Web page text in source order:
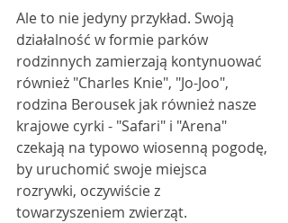
Ale to nie jedyny przykład. Swoją
działalność w formie parków
rodzinnych zamierzają kontynuować
również "Charles Knie", "Jo-Joo",
rodzina Berousek jak również nasze
krajowe cyrki - "Safari" i "Arena"
czekają na typowo wiosenną pogodę,
by uruchomić swoje miejsca
rozrywki, oczywiście z
towarzyszeniem zwierząt.